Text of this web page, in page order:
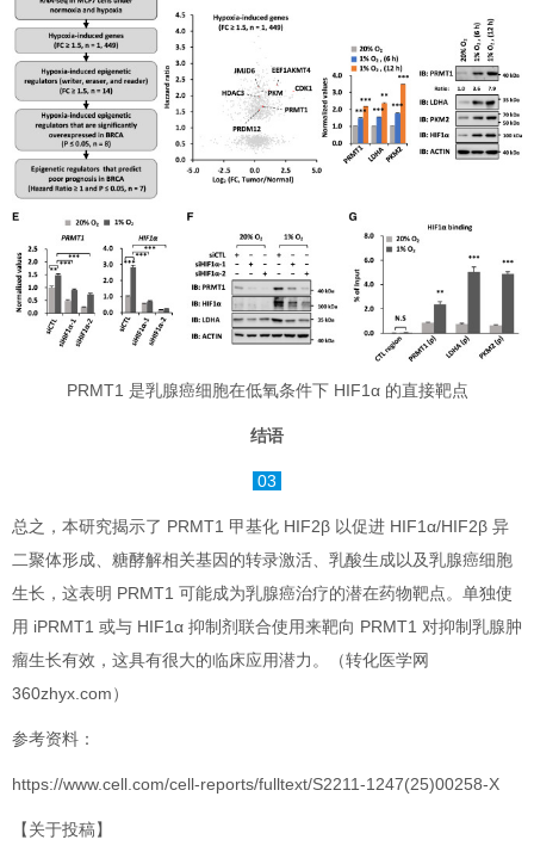
PRMT1 是乳腺癌细胞在低氧条件下 HIF1α 的直接靶点
结语
03
总之，本研究揭示了 PRMT1 甲基化 HIF2β 以促进 HIF1α/HIF2β 异
二聚体形成、糖酵解相关基因的转录激活、乳酸生成以及乳腺癌细胞
生长，这表明 PRMT1 可能成为乳腺癌治疗的潜在药物靶点。单独使
用 iPRMT1 或与 HIF1α 抑制剂联合使用来靶向 PRMT1 对抑制乳腺肿
瘤生长有效，这具有很大的临床应用潜力。（转化医学网
360zhyx.com）
参考资料：
https://www.cell.com/cell-reports/fulltext/S2211-1247(25)00258-X
【关于投稿】